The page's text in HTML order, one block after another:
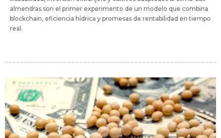
almendras son el primer experimento de un modelo que combina
blockchain, eficiencia hídrica y promesas de rentabilidad en tiempo
real.